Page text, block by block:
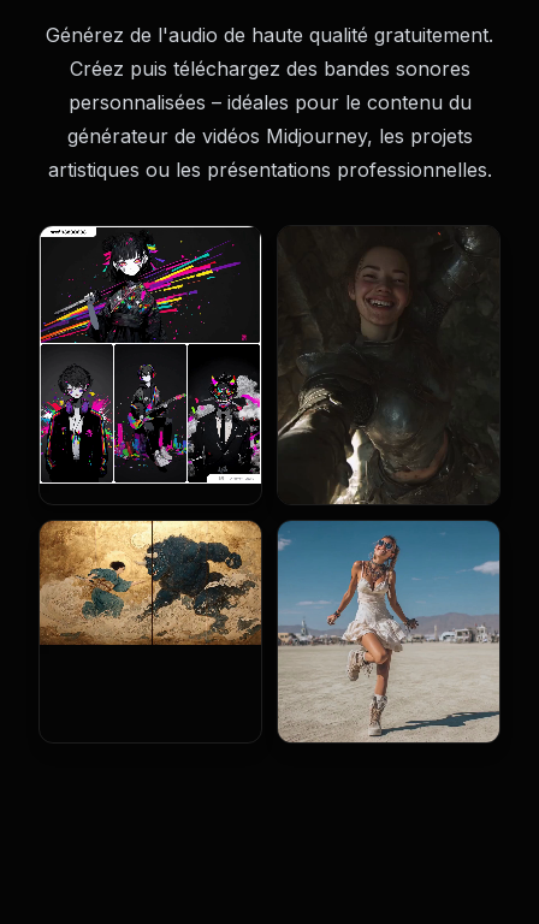
Générez de l'audio de haute qualité gratuitement.
Créez puis téléchargez des bandes sonores
personnalisées – idéales pour le contenu du
générateur de vidéos Midjourney, les projets
artistiques ou les présentations professionnelles.